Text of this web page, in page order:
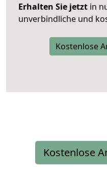
Erhalten Sie jetzt in
unverbindliche und
Kostenlose
Kostenlose